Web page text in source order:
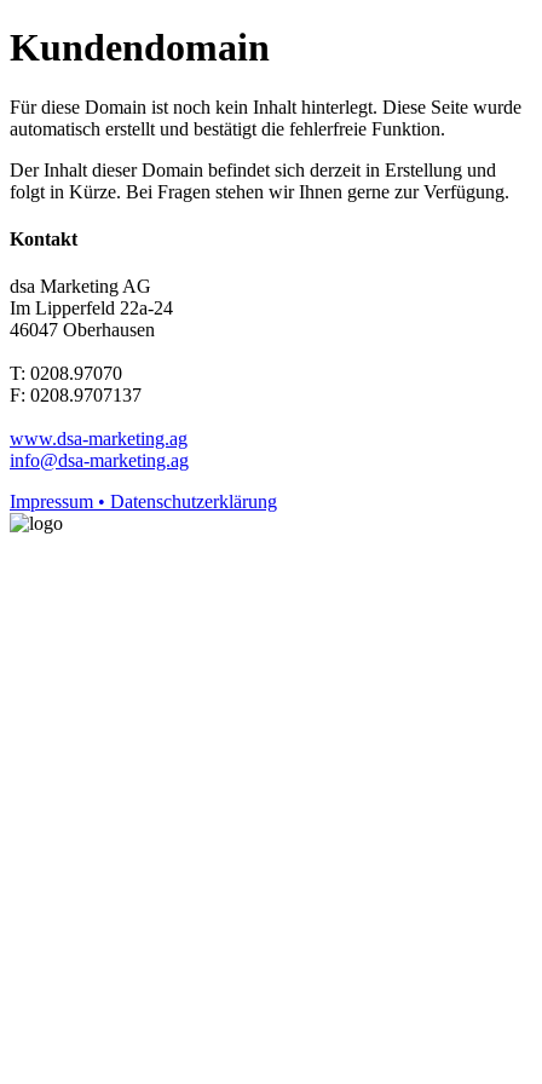
Kundendomain
Für diese Domain ist noch kein Inhalt hinterlegt. Diese Seite wurde
automatisch erstellt und bestätigt die fehlerfreie Funktion.
Der Inhalt dieser Domain befindet sich derzeit in Erstellung und
folgt in Kürze. Bei Fragen stehen wir Ihnen gerne zur Verfügung.
Kontakt
dsa Marketing AG
Im Lipperfeld 22a-24
46047 Oberhausen
T: 0208.97070
F: 0208.9707137
www.dsa-marketing.ag
info@dsa-marketing.ag
Impressum • Datenschutzerklärung